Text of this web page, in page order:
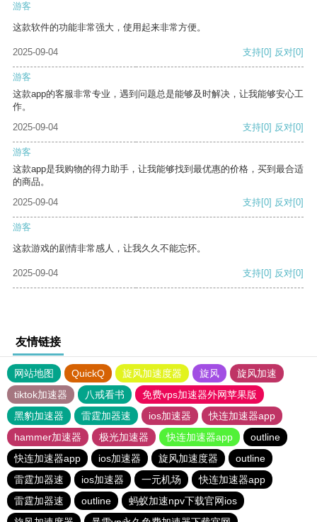
游客
这款软件的功能非常强大，使用起来非常方便。
2025-09-04 支持[0] 反对[0]
游客
这款app的客服非常专业，遇到问题总是能够及时解决，让我能够安心工
作。
2025-09-04
支持[0] 反对[0]
游客
这款app是我购物的得力助手，让我能够找到最优惠的价格，买到最合适
的商品。
2025-09-04
支持[0] 反对[0]
游客
这款游戏的剧情非常感人，让我久久不能忘怀。
2025-09-04 支持[0] 反对[0]
友情链接
网站地图 QuickQ 旋风加速度器 旋风
旋风加速
tiktok加速器
八戒看书
免费vps加速器外网苹果版
黑豹加速器
雷霆加器速 ios加速器
快连加速器app
hammer加速器
极光加速器 快连加速器app
outline
快连加速器app
ios加速器 旋风加速度器
outline
雷霆加器速
ios加速器 一元机场
快连加速器app
雷霆加器速
outline
蚂蚁加速npv下载官网ios